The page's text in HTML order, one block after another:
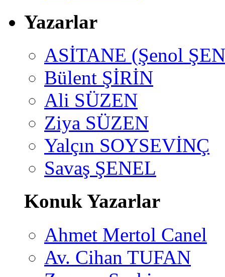
Yazarlar
ASİTANE (Şenol
Bülent ŞİRİN
Ali SÜZEN
Ziya SÜZEN
Yalçın SOYSEVİNÇ
Savaş ŞENEL
Konuk Yazarlar
Ahmet Mertol Canel
Av. Cihan TUFAN